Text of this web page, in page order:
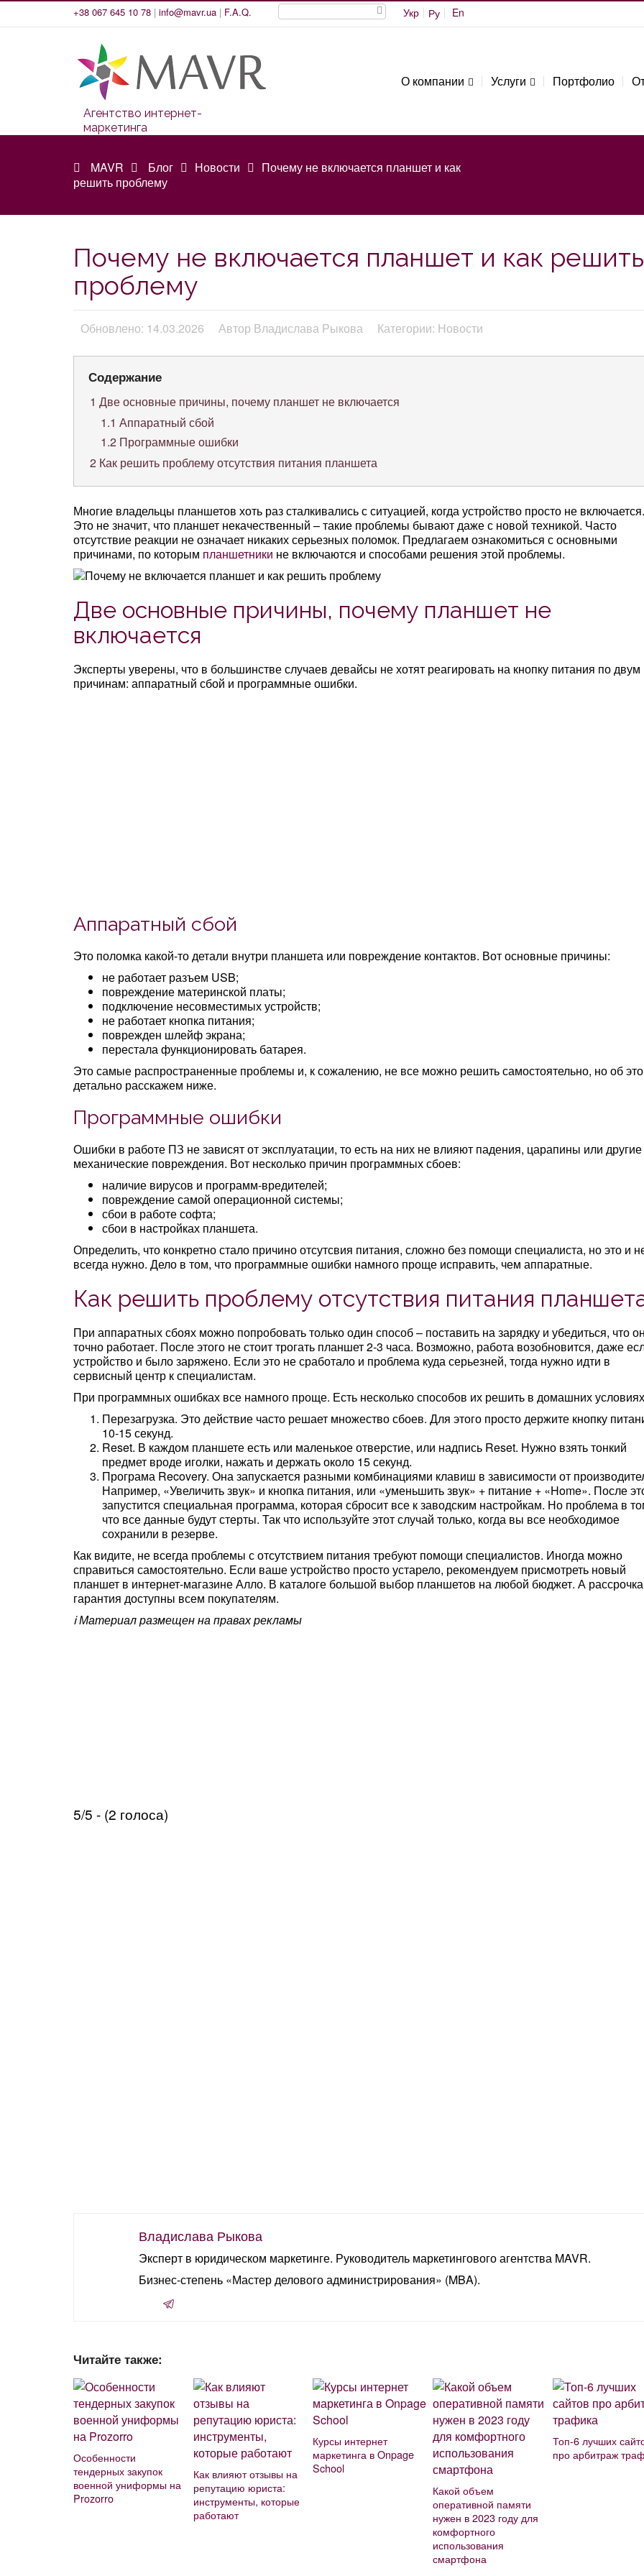
+38 067 645 10 78 | info@mavr.ua | F.A.Q. Укр Ру En
Агентство интернет-
маркетинга
О компании Услуги Портфолио
MAVR Блог Новости
Почему не включается планшет и как
решить проблему
Почему не включается планшет и как решить
проблему
Обновлено: 14.03.2026 Автор Владислава Рыкова Категории: Новости
Содержание
1 Две основные причины, почему планшет не включается
1.1 Аппаратный сбой
1.2Программные ошибки
2 Как решить проблему отсутствия питания планшета
Многие владельцы планшетов хоть раз сталкивались с ситуацией, когда устройство просто не включается.
Это не значит, что планшет некачественный – такие проблемы бывают даже с новой техникой. Часто
отсутствие реакции не означает никаких серьезных поломок. Предлагаем ознакомиться с основными
причинами, по которым планшетники не включаются и способами решения этой проблемы.
Две основные причины, почему планшет не
включается
Эксперты уверены, что в большинстве случаев девайсы не хотят реагировать на кнопку питания по двум
причинам: аппаратный сбой и программные ошибки.
Аппаратный сбой
Это поломка какой-то детали внутри планшета или повреждение контактов. Вот основные причины:
не работает разъем USB;
повреждение материнской платы;
подключение несовместимых устройств;
не работает кнопка питания;
поврежден шлейф экрана;
перестала функционировать батарея.
Это самые распространенные проблемы и, к сожалению, не все можно решить самостоятельно, но об
детально расскажем ниже.
Программные ошибки
Ошибки в работе ПЗ не зависят от эксплуатации, то есть на них не влияют падения, царапины или другие
механические повреждения. Вот несколько причин программных сбоев:
наличие вирусов и программ-вредителей;
повреждение самой операционной системы;
сбои в работе софта;
сбои в настройках планшета.
Определить, что конкретно стало причино отсутсвия питания, сложно без помощи специалиста, но это и
всегда нужно. Дело в том, что программные ошибки намного проще исправить, чем аппаратные.
Как решить проблему отсутствия питания
При аппаратных сбоях можно попробовать только один способ – поставить на зарядку и убедиться, что
точно работает. После этого не стоит трогать планшет 2-3 часа. Возможно, работа возобновится, даже
устройство и было заряжено. Если это не сработало и проблема куда серьезней, тогда нужно идти в
сервисный центр к специалистам.
При программных ошибках все намного проще. Есть несколько способов их решить в домашних
Перезагрузка. Это действие часто решает множество сбоев. Для этого просто держите кнопку
10-15 секунд.
Reset. В каждом планшете есть или маленькое отверстие, или надпись Reset. Нужно взять тонкий
предмет вроде иголки, нажать и держать около 15 секунд.
Програма Recovery. Она запускается разными комбинациями клавиш в зависимости от
Например, «Увеличить звук» и кнопка питания, или «уменьшить звук» + питание + «Home». После
запустится специальная программа, которая сбросит все к заводским настройкам. Но проблема в
что все данные будут стерты. Так что используйте этот случай только, когда вы все необходимое
сохранили в резерве.
Как видите, не всегда проблемы с отсутствием питания требуют помощи специалистов. Иногда можно
справиться самостоятельно. Если ваше устройство просто устарело, рекомендуем присмотреть новый
планшет в интернет-магазине Алло. В каталоге большой выбор планшетов на любой бюджет. А
гарантия доступны всем покупателям.
ℹ️ Материал размещен на правах рекламы
5/5 - (2 голоса)
Владислава Рыкова
Эксперт в юридическом маркетинге. Руководитель маркетингового агентства MAVR.
Бизнес-степень «Мастер делового администрирования» (MBA).
Читайте также:
Особенности
тендерных закупок
военной униформы на
Prozorro
Как влияют отзывы на
репутацию юриста:
инструменты, которые
работают
Курсы интернет
маркетинга в Onpage
School
Какой объем
оперативной памяти
нужен в 2023 году для
комфортного
использования
смартфона
Топ-6 лучших
про арбитраж